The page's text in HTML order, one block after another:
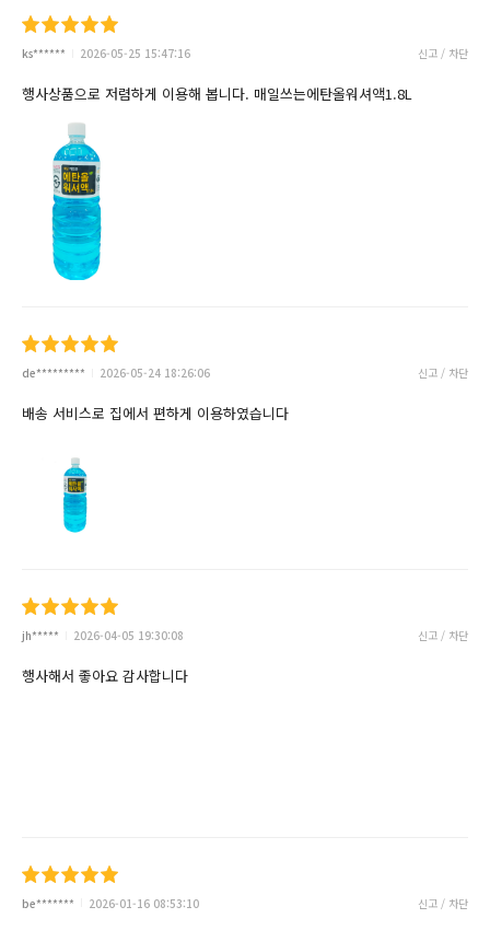
ks****** 2026-05-25 15:47:16 신고 / 차단
행사상품으로 저렴하게 이용해 봅니다. 매일쓰는에탄올워셔액1.8L
de********* 2026-05-24 18:26:06 신고 / 차단
배송 서비스로 집에서 편하게 이용하였습니다
jh***** 2026-04-05 19:30:08 신고 / 차단
행사해서 좋아요 감사합니다
be******* 2026-01-16 08:53:10 신고 / 차단